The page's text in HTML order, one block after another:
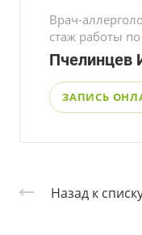
Врач-
стаж работы
Пчелинцев
ЗАПИСЬ
Назад к